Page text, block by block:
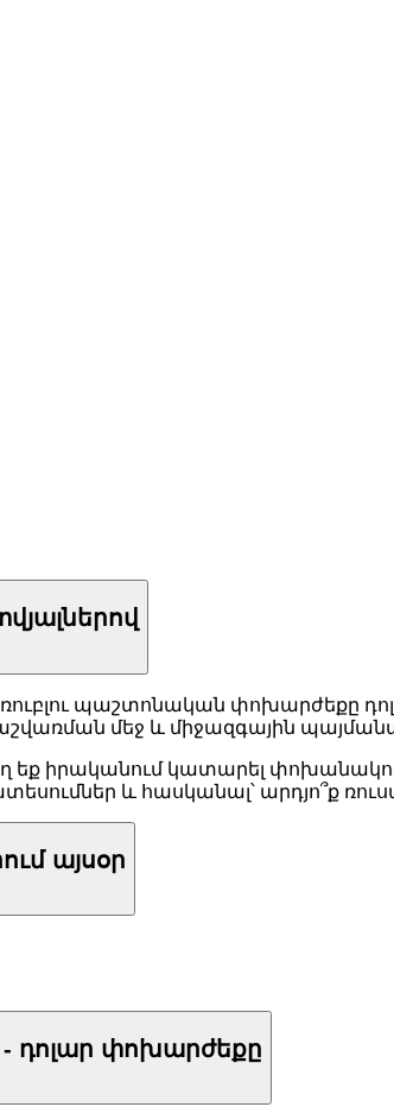
պաշտոնական փոխարժեքը
մեջ և միջազգային
եք իրականում կատարել
և հասկանալ՝ արդյո՞ք
այսօր
- դոլար փոխարժեքը